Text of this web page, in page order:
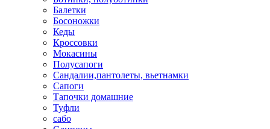
Балетки
Босоножки
Кеды
Кроссовки
Мокасины
Полусапоги
Сандалии,пантолеты, вьетнамки
Сапоги
Тапочки домашние
Туфли
сабо